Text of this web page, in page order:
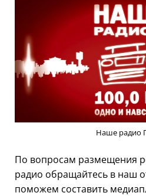
Наше радио
По вопросам размещения
радио обращайтесь в наш
поможем составить